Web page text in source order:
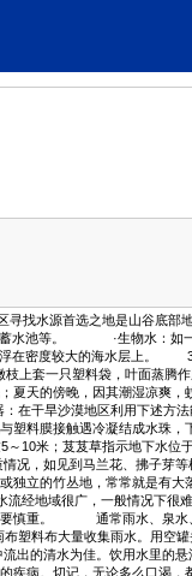
源首选之地是山谷底部地
水池等。 ·生物水：如
在密度较大的海水层上。
上套一只塑料袋，叶面蒸
夏天的傍晚，因其潮湿凉
干旱沙漠地区利用下述方
塑料膜接触遇冷凝结成水
10米；芨芨草指示地下水
，如见到马兰花、拂子芽等
立的竹丛地，常常就是有
地域很广，一般情况下很难
要慎重。 通常雨水、泉水
料布大量收集雨水。用空
出的清水为佳。饮用水里
病。切记，无论多么口渴